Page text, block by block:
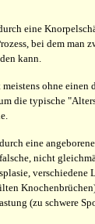
eine
bei dem man
kann.
meistens ohne einen
die typische
eine
nicht
verschiedene
(zu schwere